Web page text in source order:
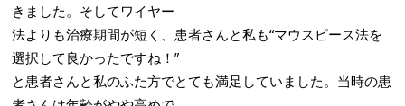
きました。そしてワイヤー
法よりも治療期間が短く、患者さんと私も“マウスピース法を
選択して良かったですね！”
と患者さんと私のふた方でとても満足していました。当時の患